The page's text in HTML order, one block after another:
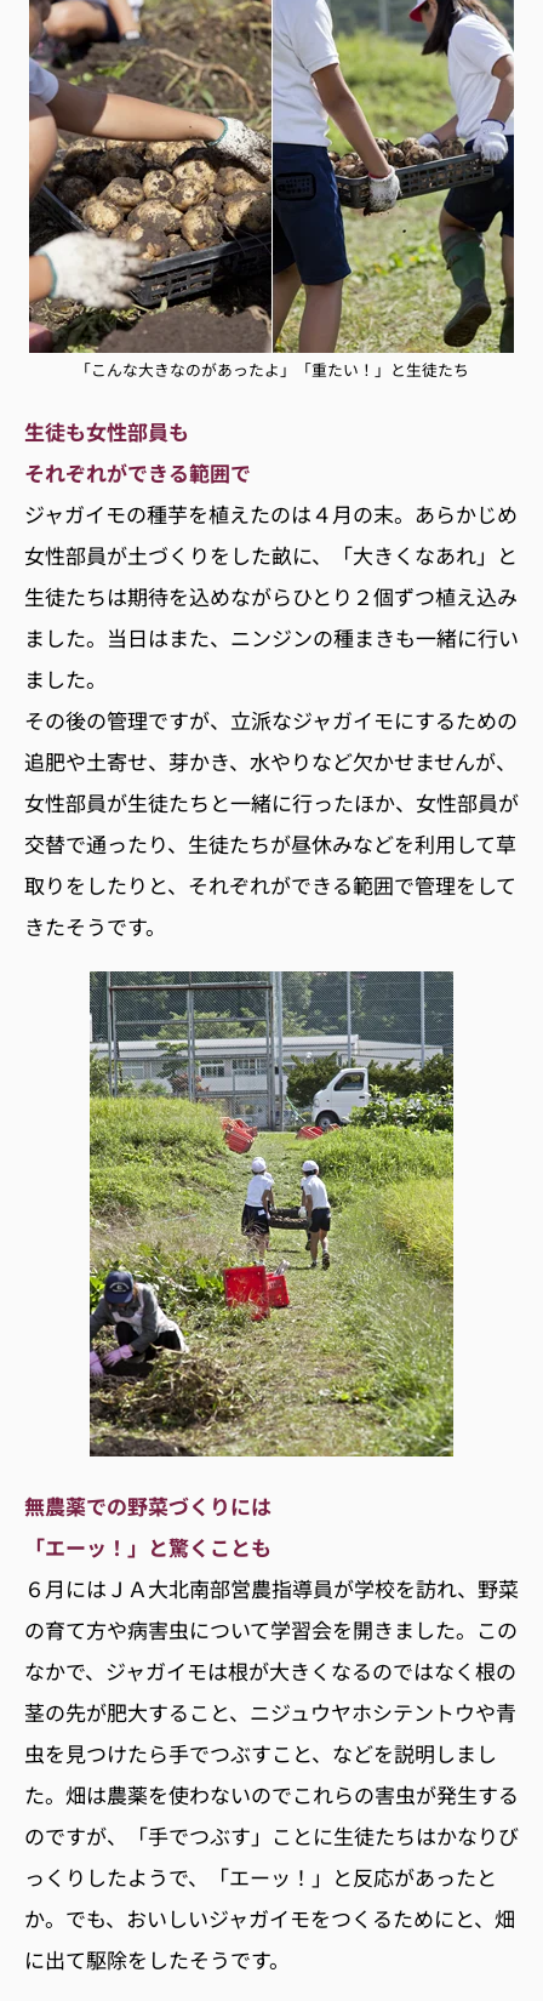
「こんな大きなのがあったよ」「重たい！」と生徒たち
生徒も女性部員も
それぞれができる範囲で
ジャガイモの種芋を植えたのは４月の末。あらかじめ
女性部員が土づくりをした畝に、「大きくなあれ」と
生徒たちは期待を込めながらひとり２個ずつ植え込み
ました。当日はまた、ニンジンの種まきも一緒に行い
ました。
その後の管理ですが、立派なジャガイモにするための
追肥や土寄せ、芽かき、水やりなど欠かせませんが、
女性部員が生徒たちと一緒に行ったほか、女性部員が
交替で通ったり、生徒たちが昼休みなどを利用して草
取りをしたりと、それぞれができる範囲で管理をして
きたそうです。
無農薬での野菜づくりには
「エーッ！」と驚くことも
６月にはＪＡ大北南部営農指導員が学校を訪れ、野菜
の育て方や病害虫について学習会を開きました。この
なかで、ジャガイモは根が大きくなるのではなく根の
茎の先が肥大すること、ニジュウヤホシテントウや青
虫を見つけたら手でつぶすこと、などを説明しまし
た。畑は農薬を使わないのでこれらの害虫が発生する
のですが、「手でつぶす」ことに生徒たちはかなりび
っくりしたようで、「エーッ！」と反応があったと
か。でも、おいしいジャガイモをつくるためにと、畑
に出て駆除をしたそうです。